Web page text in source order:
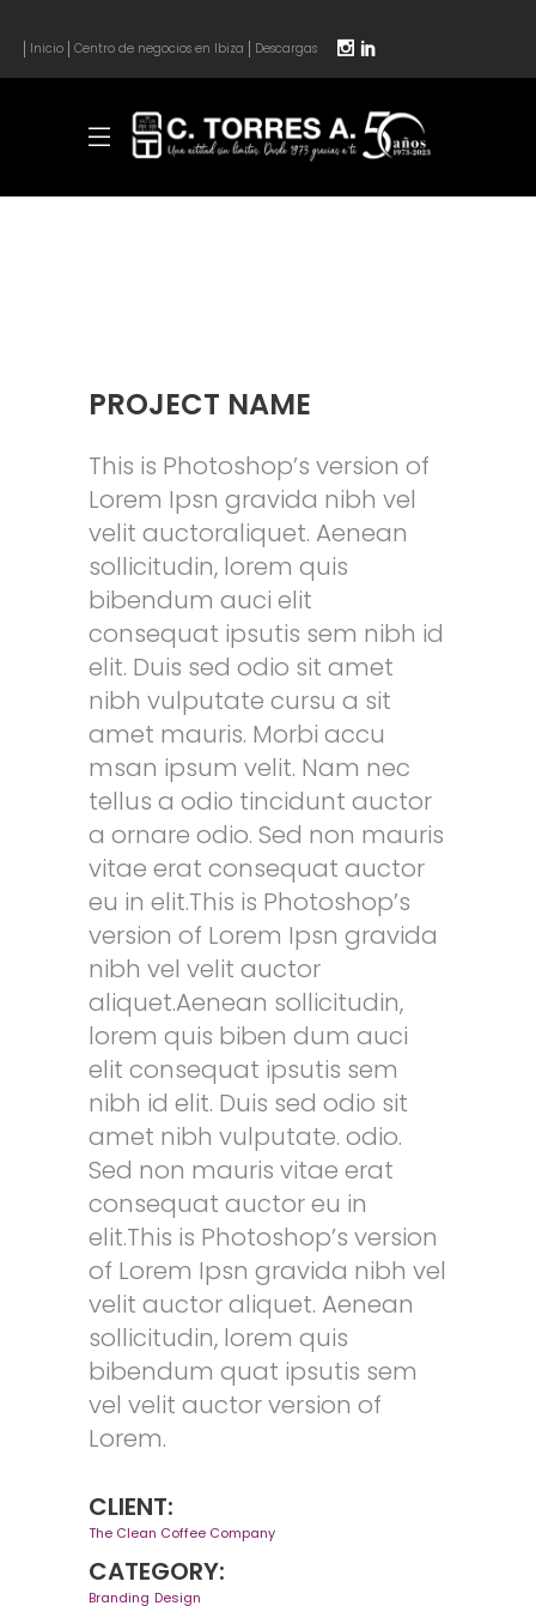
Inicio Centro de negocios en Ibiza Descargas
PROJECT NAME
This is Photoshop’s version of
Lorem Ipsn gravida nibh vel
velit auctoraliquet. Aenean
sollicitudin, lorem quis
bibendum auci elit
consequat ipsutis sem nibh id
elit. Duis sed odio sit amet
nibh vulputate cursu a sit
amet mauris. Morbi accu
msan ipsum velit. Nam nec
tellus a odio tincidunt auctor
a ornare odio. Sed non mauris
vitae erat consequat auctor
eu in elit.This is Photoshop’s
version of Lorem Ipsn gravida
nibh vel velit auctor
aliquet.Aenean sollicitudin,
lorem quis biben dum auci
elit consequat ipsutis sem
nibh id elit. Duis sed odio sit
amet nibh vulputate. odio.
Sed non mauris vitae erat
consequat auctor eu in
elit.This is Photoshop’s version
of Lorem Ipsn gravida nibh vel
velit auctor aliquet. Aenean
sollicitudin, lorem quis
bibendum quat ipsutis sem
vel velit auctor version of
Lorem.
CLIENT:
The Clean Coffee Company
CATEGORY:
Branding Design